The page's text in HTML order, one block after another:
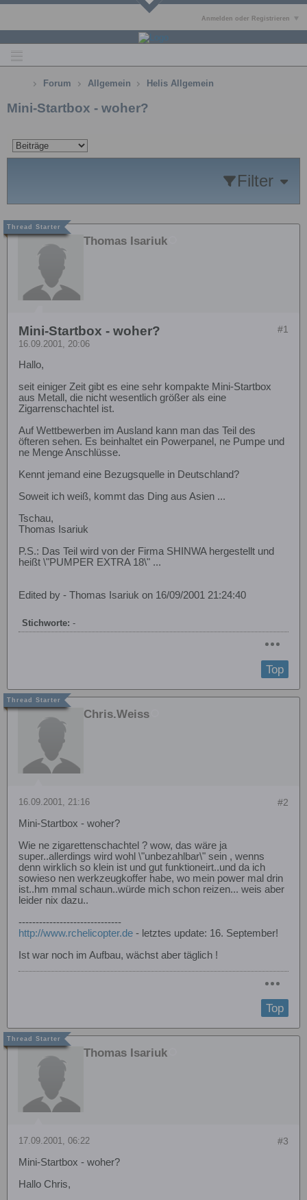
Anmelden oder Registrieren
Forum Allgemein Helis Allgemein
Mini-Startbox - woher?
Filter
Thomas Isariuk
#1
Mini-Startbox - woher?
16.09.2001, 20:06
Hallo,
seit einiger Zeit gibt es eine sehr kompakte Mini-Startbox
aus Metall, die nicht wesentlich größer als eine
Zigarrenschachtel ist.
Auf Wettbewerben im Ausland kann man das Teil des
öfteren sehen. Es beinhaltet ein Powerpanel, ne Pumpe und
ne Menge Anschlüsse.
Kennt jemand eine Bezugsquelle in Deutschland?
Soweit ich weiß, kommt das Ding aus Asien ...
Tschau,
Thomas Isariuk
P.S.: Das Teil wird von der Firma SHINWA hergestellt und
heißt \"PUMPER EXTRA 18\" ...
Edited by - Thomas Isariuk on 16/09/2001 21:24:40
Stichworte: -
Top
Chris.Weiss
#2
16.09.2001, 21:16
Mini-Startbox - woher?
Wie ne zigarettenschachtel ? wow, das wäre ja
super..allerdings wird wohl \"unbezahlbar\" sein , wenns
denn wirklich so klein ist und gut funktioneirt..und da ich
sowieso nen werkzeugkoffer habe, wo mein power mal drin
ist..hm mmal schaun..würde mich schon reizen... weis aber
leider nix dazu..
------------------------------
http://www.rchelicopter.de - letztes update: 16. September!
Ist war noch im Aufbau, wächst aber täglich !
Top
Thomas Isariuk
#3
17.09.2001, 06:22
Mini-Startbox - woher?
Hallo Chris,